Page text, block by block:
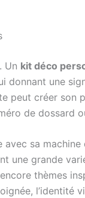
Un kit déco
donnant une
peut créer son
de dossard
sa machine
une grande
thèmes
l’identité